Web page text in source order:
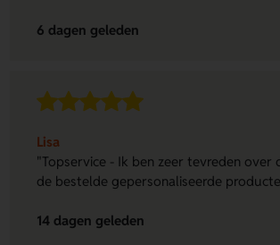
6 dagen geleden
Lisa
"Topservice - Ik ben zeer tevreden over
de bestelde gepersonaliseerde
14 dagen geleden